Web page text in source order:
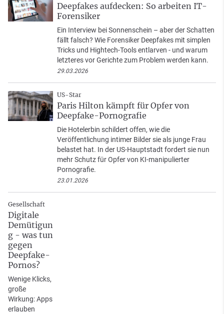
Deepfakes aufdecken: So arbeiten IT-
Forensiker
Ein Interview bei Sonnenschein – aber der Schatten
fällt falsch? Wie Forensiker Deepfakes mit simplen
Tricks und Hightech-Tools entlarven - und warum
letzteres vor Gerichte zum Problem werden kann.
29.03.2026
US-Star
Paris Hilton kämpft für Opfer von
Deepfake-Pornografie
Die Hotelerbin schildert offen, wie die
Veröffentlichung intimer Bilder sie als junge Frau
belastet hat. In der US-Hauptstadt fordert sie nun
mehr Schutz für Opfer von KI-manipulierter
Pornografie.
23.01.2026
Gesellschaft
Digitale
Demütigun
g - was tun
gegen
Deepfake-
Pornos?
Wenige Klicks,
große
Wirkung: Apps
erlauben